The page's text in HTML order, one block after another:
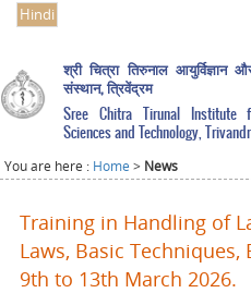
Hindi
श्री चित्रा तिरुनाल आयुर्विज्ञान और
संस्थान, त्रिवेंद्रम
Sree Chitra Tirunal Institute
Sciences and Technology,
You are here : Home > News
Training in Handling of
Laws, Basic
9th to 13th March 2026.